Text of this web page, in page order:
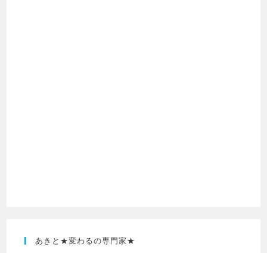
あきと★変わるの専門家★